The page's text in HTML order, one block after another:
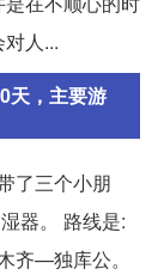
人...
天，主要游
了三个小朋
器。 路线是:
—独库公。